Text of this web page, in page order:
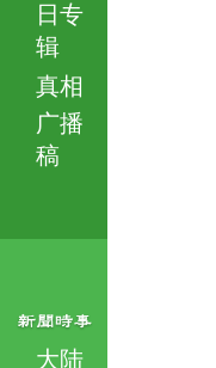
日专
辑
真相
广播
稿
大陆